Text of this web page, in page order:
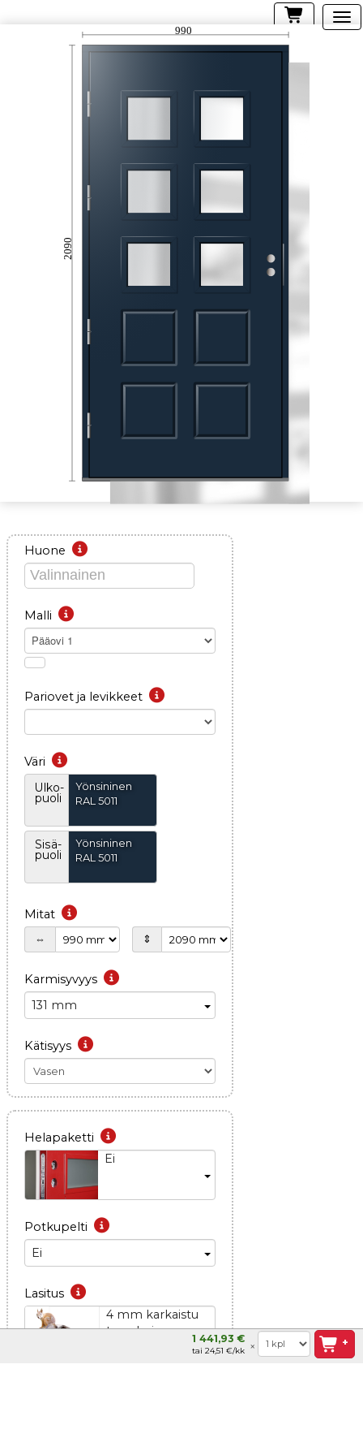
990
2090
Huone
Malli
Pääovi 1
Pariovet ja levikkeet
Väri
Ulko-
puoli
Yönsininen
RAL 5011
Sisä-
puoli
Yönsininen
RAL 5011
Mitat
⇔ ⇕
Karmisyvyys
131 mm
Kätisyys
Helapaketti
Ei
Potkupelti
Ei
Lasitus
4 mm karkaistu
turvalasi
1 441,93 €
tai 24,51 €/kk
+